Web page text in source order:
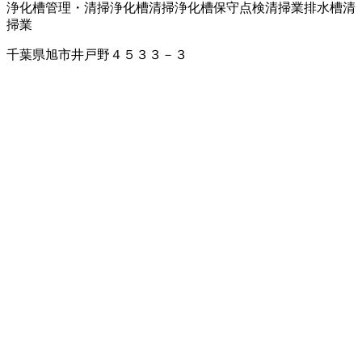
浄化槽管理・清掃浄化槽清掃浄化槽保守点検清掃業排水槽清
掃業
千葉県旭市井戸野４５３３－３